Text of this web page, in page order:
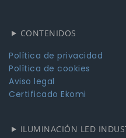
CONTENIDOS
Política de privacidad
Política de cookies
Aviso legal
Certificado Ekomi
ILUMINACIÓN LED